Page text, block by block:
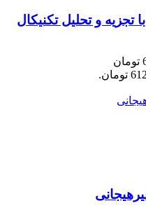
تجزیه و تحلیل تکنیکال
قیمت اصلی: 680,000 تومان